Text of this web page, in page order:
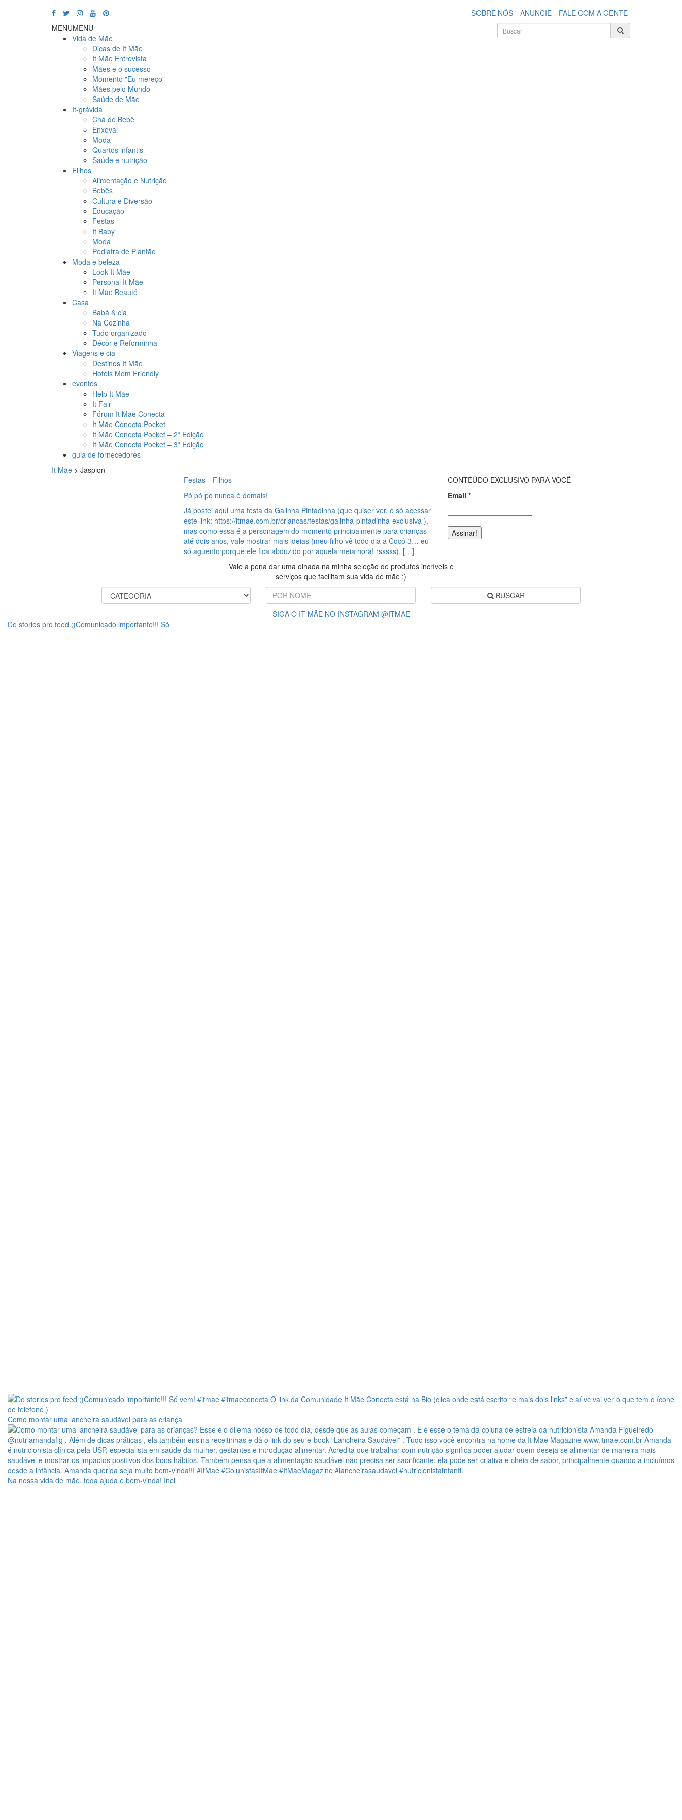
SOBRE NÓS ANUNCIE
FALE COM A GENTE
MENUMENU
Vida de Mãe
Dicas de It Mãe
It Mãe Entrevista
Mães e o sucesso
Momento "Eu mereço"
Mães pelo Mundo
Saúde de Mãe
It-grávida
Chá de Bebê
Enxoval
Moda
Quartos infantis
Saúde e nutrição
Filhos
Alimentação e Nutrição
Bebês
Cultura e Diversão
Educação
Festas
It Baby
Moda
Pediatra de Plantão
Moda e beleza
Look It Mãe
Personal It Mãe
It Mãe Beauté
Casa
Babá & cia
Na Cozinha
Tudo organizado
Décor e Reforminha
Viagens e cia
Destinos It Mãe
Hotéis Mom Friendly
eventos
Help It Mãe
It Fair
Fórum It Mãe Conecta
It Mãe Conecta Pocket
It Mãe Conecta Pocket – 2ª Edição
It Mãe Conecta Pocket – 3ª Edição
guia de fornecedores
It Mãe > Jaspion
Festas
Filhos
Pó pó pó nunca é demais!
Já postei aqui uma festa da Galinha Pintadinha (que quiser ver, é só acessar
este link: https://itmae.com.br/criancas/festas/galinha-pintadinha-exclusiva ),
mas como essa é a personagem do momento principalmente para crianças
até dois anos, vale mostrar mais ideias (meu filho vê todo dia a Cocó 3… eu
só aguento porque ele fica abduzido por aquela meia hora! rsssss). […]
CONTEÚDO EXCLUSIVO PARA VOCÊ
Email *
Vale a pena dar uma olhada na minha seleção de produtos incríveis e
serviços que facilitam sua vida de mãe ;)
BUSCAR
SIGA O IT MÃE NO INSTAGRAM @ITMAE
Do stories pro feed ;)Comunicado importante!!! Só
Como montar uma lancheira saudável para as criança
Na nossa vida de mãe, toda ajuda é bem-vinda! Incl